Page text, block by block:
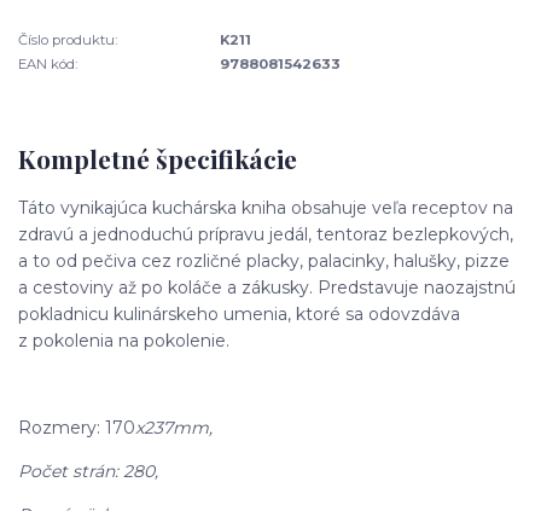
Číslo produktu:
K211
EAN kód:
9788081542633
Kompletné špecifikácie
Táto vynikajúca kuchárska kniha obsahuje veľa receptov na
zdravú a jednoduchú prípravu jedál, tentoraz bezlepkových,
a to od pečiva cez rozličné placky, palacinky, halušky, pizze
a cestoviny až po koláče a zákusky. Predstavuje naozajstnú
pokladnicu kulinárskeho umenia, ktoré sa odovzdáva
z pokolenia na pokolenie.
Rozmery: 170x237mm,
Počet strán: 280,